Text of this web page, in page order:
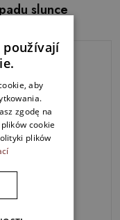
slunce
používají
aby
zgodę na
cookie
plików